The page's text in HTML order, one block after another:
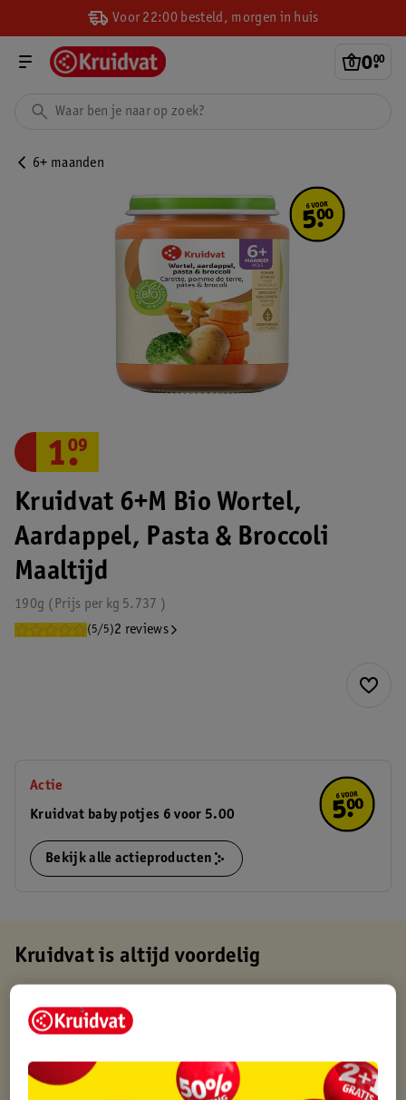
Voor 22:00 besteld, morgen in huis
0.
00
6+ maanden
Kruidvat 6+M Bio Wortel,
Aardappel, Pasta & Broccoli
Maaltijd
190g 5.737
Prijs per kg
(5/5)2 reviews
1.
09
Actie
Kruidvat baby potjes 6 voor 5.00
Bekijk alle actieproducten
Kruidvat is altijd voordelig
Op werkdagen voor 22:00 uur besteld, volgende dag in huis
Gratis retourneren binnen 30 dagen
Gratis punten met je Kruidvat kaart